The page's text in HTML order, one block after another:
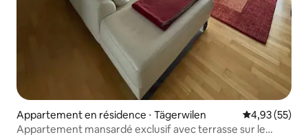
Appartement en résidence ⋅ Tägerwilen Évaluation
4,93 (55)
Appartement mansardé exclusif avec terrasse sur le